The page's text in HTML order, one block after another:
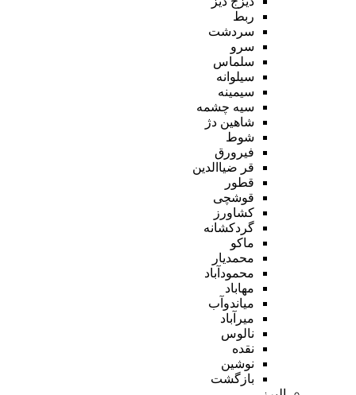
ربط
سردشت
سرو
سلماس
سیلوانه
سیمینه
سیه چشمه
شاهین دژ
شوط
فیرورق
قر ضیاالدین
قطور
قوشچی
کشاورز
گردکشانه
ماکو
محمدیار
محمودآباد
مهاباد
میاندوآب
میرآباد
نالوس
نقده
نوشین
بازگشت